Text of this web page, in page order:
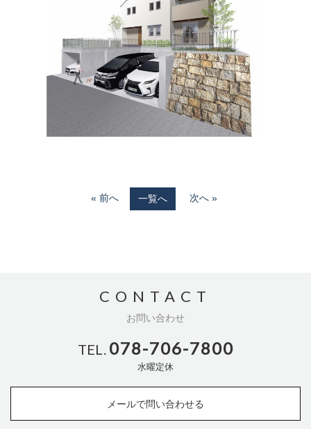
« 前へ 一覧へ 次へ »
CONTACT
お問い合わせ
TEL. 078-706-7800
水曜定休
メールで問い合わせる